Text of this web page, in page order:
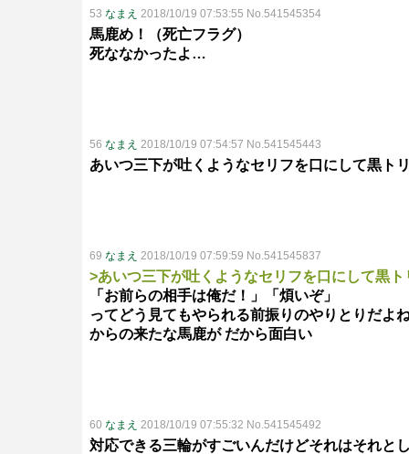
53 なまえ 2018/10/19 07:53:55 No.541545354
馬鹿め！（死亡フラグ）
死ななかったよ…
56 なまえ 2018/10/19 07:54:57 No.541545443
あいつ三下が吐くようなセリフを口にして黒ト
69 なまえ 2018/10/19 07:59:59 No.541545837
>あいつ三下が吐くようなセリフを口にして黒
「お前らの相手は俺だ！」「煩いぞ」
ってどう見てもやられる前振りのやりとりだよ
からの来たな馬鹿が だから面白い
60 なまえ 2018/10/19 07:55:32 No.541545492
対応できる三輪がすごいんだけどそれはそれと